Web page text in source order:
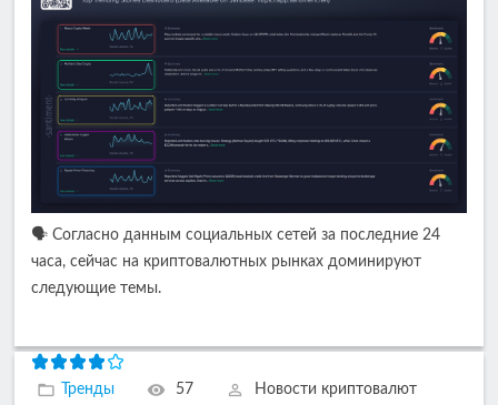
🗣️ Согласно данным социальных сетей за последние 24
часа, сейчас на криптовалютных рынках доминируют
следующие темы.
Тренды 57
Новости криптовалют